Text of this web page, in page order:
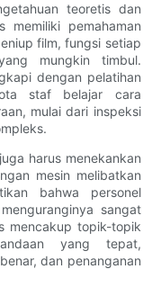
teoretis dan
memiliki pemahaman
film, fungsi setiap
mungkin timbul.
dengan pelatihan
staf belajar cara
mulai dari inspeksi
harus menekankan
mesin melibatkan
bahwa personel
sangat
mencakup topik-topik
yang tepat,
dan penanganan